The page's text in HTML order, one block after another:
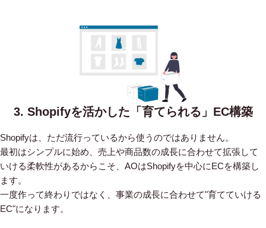
3. Shopifyを活かした「育てられる」EC構築
Shopifyは、ただ流行っているから使うのではありません。
最初はシンプルに始め、売上や商品数の成長に合わせて拡張して
いける柔軟性があるからこそ、AOはShopifyを中心にECを構築し
ます。
一度作って終わりではなく、事業の成長に合わせて"育てていける
EC"になります。